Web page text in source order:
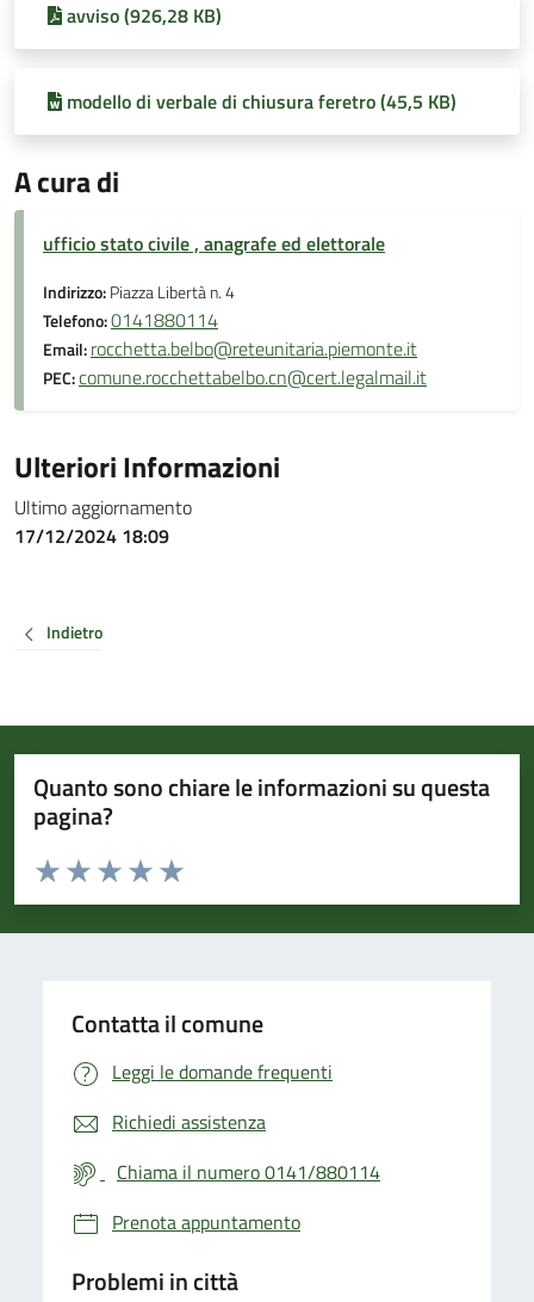
avviso (926,28 KB)
modello di verbale di chiusura feretro (45,5 KB)
A cura di
ufficio stato civile , anagrafe ed elettorale
Indirizzo:Piazza Libertà n. 4
Telefono:0141880114
Email:rocchetta.belbo@reteunitaria.piemonte.it
PEC:comune.rocchettabelbo.cn@cert.legalmail.it
Ulteriori Informazioni
Ultimo aggiornamento
17/12/2024 18:09
Indietro
Quanto sono chiare le informazioni su questa
pagina?
Valuta da 1 a 5 stelle la pagina
Valuta 5 stelle su 5
Valuta 4 stelle su 5
Valuta 3 stelle su 5
Valuta 2 stelle su 5
Valuta 1 stelle su 5
Contatta il comune
Leggi le domande frequenti
Richiedi assistenza
Chiama il numero 0141/880114
Prenota appuntamento
Problemi in città